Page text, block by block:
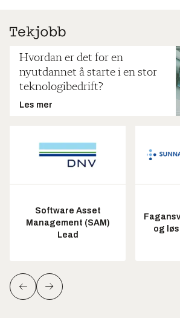
Hvordan er det for en
nyutdannet å starte i en stor
teknologibedrift?
Les mer
Software Asset
Management (SAM)
Lead
og